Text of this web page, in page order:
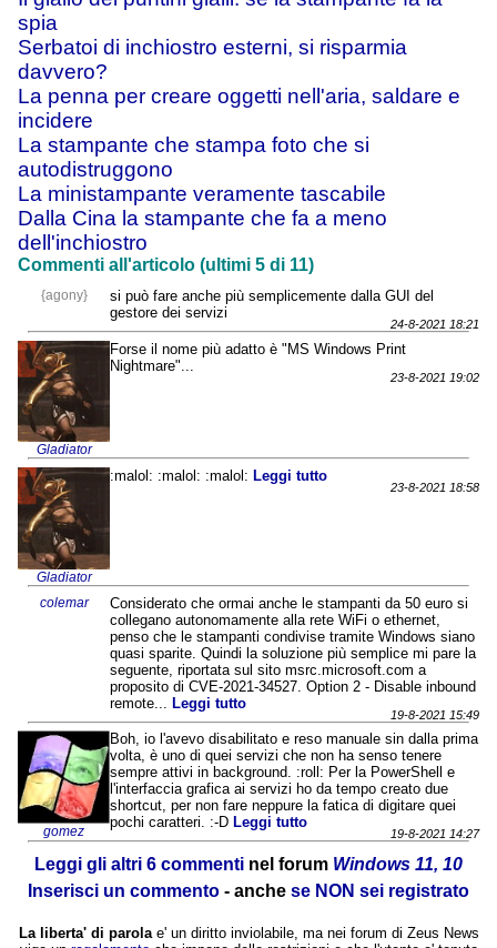
spia
Serbatoi di inchiostro esterni, si risparmia
davvero?
La penna per creare oggetti nell'aria, saldare e
incidere
La stampante che stampa foto che si
autodistruggono
La ministampante veramente tascabile
Dalla Cina la stampante che fa a meno
dell'inchiostro
Commenti all'articolo (ultimi 5 di 11)
{agony}
si può fare anche più semplicemente dalla GUI del
gestore dei servizi
24-8-2021 18:21
Gladiator
Forse il nome più adatto è "MS Windows Print
Nightmare"...
23-8-2021 19:02
Gladiator
:malol: :malol: :malol: Leggi tutto
23-8-2021 18:58
colemar
Considerato che ormai anche le stampanti da 50 euro si
collegano autonomamente alla rete WiFi o ethernet,
penso che le stampanti condivise tramite Windows siano
quasi sparite. Quindi la soluzione più semplice mi pare la
seguente, riportata sul sito msrc.microsoft.com a
proposito di CVE-2021-34527. Option 2 - Disable inbound
remote...Leggi tutto
19-8-2021 15:49
gomez
Boh, io l'avevo disabilitato e reso manuale sin dalla prima
volta, è uno di quei servizi che non ha senso tenere
sempre attivi in background. :roll: Per la PowerShell e
l'interfaccia grafica ai servizi ho da tempo creato due
shortcut, per non fare neppure la fatica di digitare quei
pochi caratteri. :-D Leggi tutto
19-8-2021 14:27
Leggi gli altri 6 commenti nel forum Windows 11, 10
Inserisci un commento - anche se NON sei registrato
La liberta' di parolae' un diritto inviolabile, ma nei forum di Zeus News